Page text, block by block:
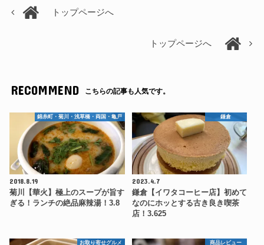
トップページへ
トップページへ
RECOMMEND こちらの記事も人気です。
錦糸町・菊川・浅草橋・両国・亀戸
2018.8.19
菊川【華火】極上のスープが旨す
ぎる！ランチの絶品麻辣湯！3.8
鎌倉
2023.4.7
鎌倉【イワタコーヒー店】初めて
なのにホッとする古き良き喫茶
店！3.625
お取り寄せグルメ 商品レビュー